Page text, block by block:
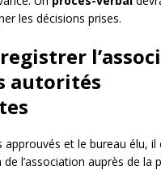
les décisions prises.
autorités
et le bureau élu, il
l’association auprès de la